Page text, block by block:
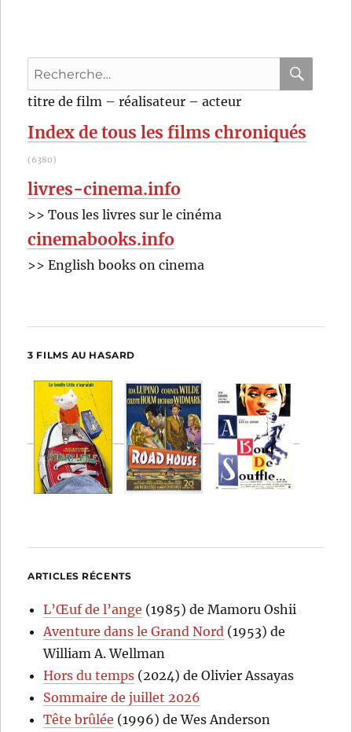
Recherche
pour
:
titre de film – réalisateur – acteur
Index de tous les films chroniqués
(6380)
livres-cinema.info
>> Tous les livres sur le cinéma
cinemabooks.info
>> English books on cinema
3 FILMS AU HASARD
ARTICLES RÉCENTS
L’Œuf de l’ange (1985) de Mamoru Oshii
Aventure dans le Grand Nord (1953) de
William A. Wellman
Hors du temps (2024) de Olivier Assayas
Sommaire de juillet 2026
Tête brûlée (1996) de Wes Anderson